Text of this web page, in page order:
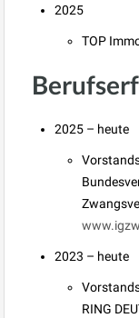
2025
TOP
2025 – heute
2023 – heute
RING